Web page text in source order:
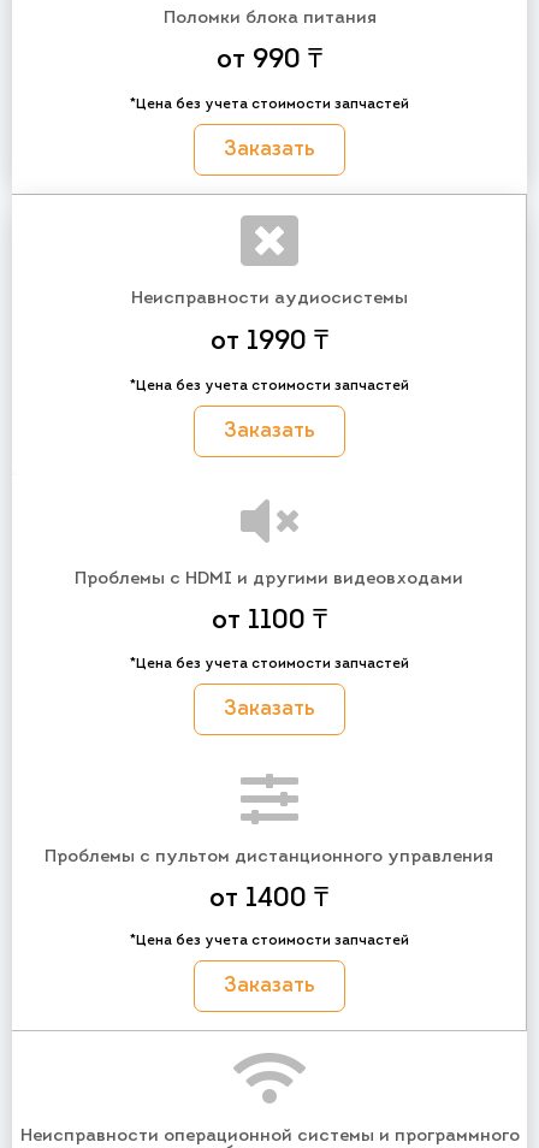
Поломки блока питания
от 990 ₸
*Цена без учета стоимости запчастей
Заказать
Неисправности аудиосистемы
от 1990 ₸
*Цена без учета стоимости запчастей
Заказать
Проблемы с HDMI и другими видеовходами
от 1100 ₸
*Цена без учета стоимости запчастей
Заказать
Проблемы с пультом дистанционного управления
от 1400 ₸
*Цена без учета стоимости запчастей
Заказать
Неисправности операционной системы и программного